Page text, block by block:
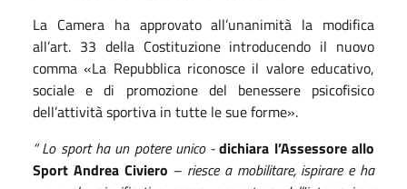
La Camera ha approvato all’unanimità la modifica
all’art. 33 della Costituzione introducendo il nuovo
comma «La Repubblica riconosce il valore educativo,
sociale e di promozione del benessere psicofisico
dell’attività sportiva in tutte le sue forme».
“ Lo sport ha un potere unico -dichiara l’Assessore allo
Sport Andrea Civiero – riesce a mobilitare, ispirare e ha